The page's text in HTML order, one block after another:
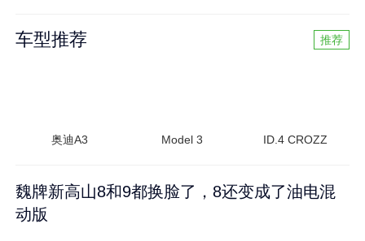
车型推荐 推荐
奥迪A3 Model 3 ID.4 CROZZ
魏牌新高山8和9都换脸了，8还变成了油电混
动版